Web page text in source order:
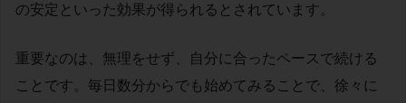
の安定といった効果が得られるとされています。
重要なのは、無理をせず、自分に合ったペースで続ける
ことです。毎日数分からでも始めてみることで、徐々に